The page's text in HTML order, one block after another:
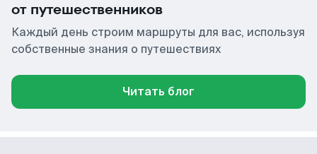
от путешественников
Каждый день строим маршруты для вас, используя
собственные знания о путешествиях
Читать блог